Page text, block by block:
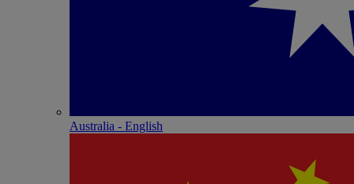
Australia - English